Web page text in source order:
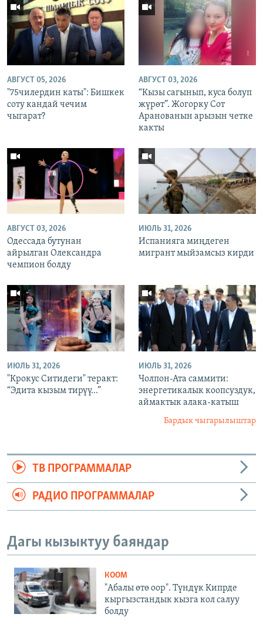
АВГУСТ 05, 2026
"75чилердин каты": Бишкек
соту кандай чечим
чыгарат?
АВГУСТ 03, 2026
“Кызы сагынып, куса болуп
жүрөт”. Жогорку Сот
Аранованын арызын четке
какты
АВГУСТ 03, 2026
Одессада бутунан
айрылган Олександра
чемпион болду
ИЮЛЬ 31, 2026
Испанияга миңдеген
мигрант мыйзамсыз кирди
ИЮЛЬ 31, 2026
"Крокус Ситидеги" теракт:
“Эдита кызым тирүү...”
ИЮЛЬ 31, 2026
Чолпон-Ата саммити:
энергетикалык коопсуздук,
аймактык алака-катыш
Бардык чыгарылыштар
ТВ ПРОГРАММАЛАР
РАДИО ПРОГРАММАЛАР
Дагы кызыктуу баяндар
КООМ
"Абалы өтө оор". Түндүк Кипрде
кыргызстандык кызга кол салуу
болду